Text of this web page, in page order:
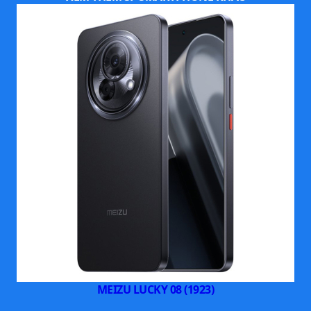
2. Màn hình – Mượt và rực rỡ
Trang bị tấm nền LTPO AMOLED 6.3 inch độ phân
giải 2.7K, tần số quét 120Hz, độ sáng tối đa lên đến
4000 nits. Trải nghiệm hiển thị cực kỳ mượt mà,
sống động, kể cả khi dùng ngoài trời nắng gắt.
MEIZU LUCKY 08 (1923)